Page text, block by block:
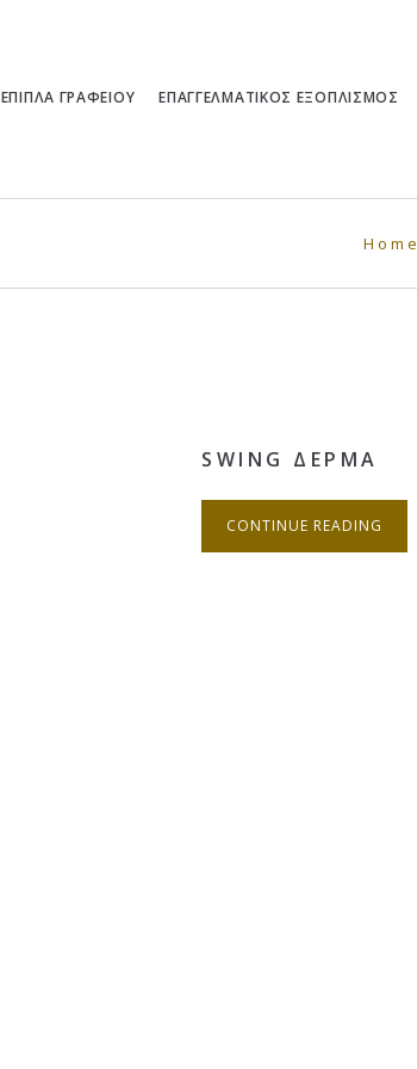
ΕΠΙΠΛΑ ΓΡΑΦΕΙΟΥ ΕΠΑΓΓΕΛΜΑΤΙΚΟΣ ΕΞΟΠΛΙΣΜΟΣ
Home
SWING ΔΕΡΜΑ
CONTINUE READING